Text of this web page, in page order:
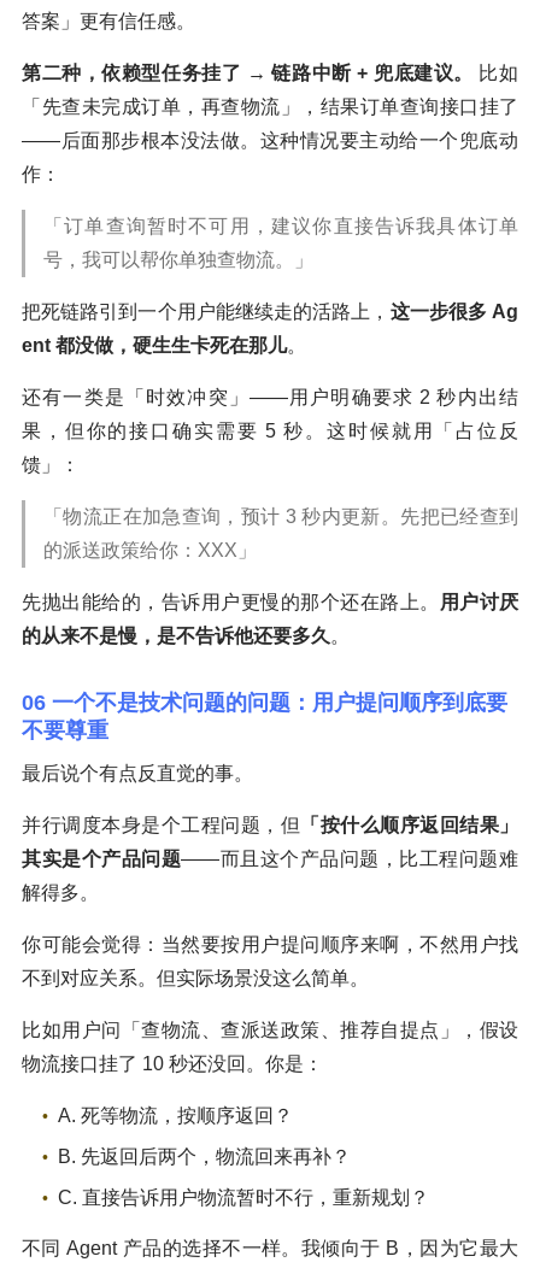
答案」更有信任感。
第二种，依赖型任务挂了 → 链路中断 + 兜底建议。
比如
「先查未完成订单，再查物流」，结果订单查询接口挂了
——后面那步根本没法做。这种情况要主动给一个兜底动
作：
「订单查询暂时不可用，建议你直接告诉我具体订单
号，我可以帮你单独查物流。」
把死链路引到一个用户能继续走的活路上， 这一步很多 Ag
ent 都没做，硬生生卡死在那儿。
还有一类是「时效冲突」——用户明确要求 2 秒内出结
果，但你的接口确实需要 5 秒。这时候就用「占位反
馈」：
「物流正在加急查询，预计 3 秒内更新。先把已经查到
的派送政策给你：XXX」
先抛出能给的，告诉用户更慢的那个还在路上。
用户讨厌
的从来不是慢，是不告诉他还要多久 。
06 一个不是技术问题的问题：用户提问顺序到底要
不要尊重
最后说个有点反直觉的事。
并行调度本身是个工程问题，但
「按什么顺序返回结果」
其实是个产品问题——而且这个产品问题，比工程问题难
解得多。
你可能会觉得：当然要按用户提问顺序来啊，不然用户找
不到对应关系。但实际场景没这么简单。
比如用户问「查物流、查派送政策、推荐自提点」，假设
物流接口挂了 10 秒还没回。你是：
A. 死等物流，按顺序返回？
B. 先返回后两个，物流回来再补？
C. 直接告诉用户物流暂时不行，重新规划？
不同 Agent 产品的选择不一样。我倾向于 B，因为它最大